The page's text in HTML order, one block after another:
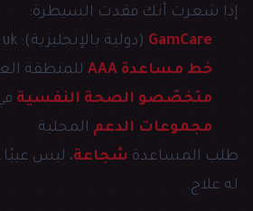
إذا شعرت أنك فقدت السيطرة:
GamCare (دولية بالإنجليزية): gamcare.org.uk
خط مساعدة AAA
للمنطقة
متخصّصو الصحة النفسية
مجموعات الدعم المحلية
طلب المساعدة شجاعة، ليس
له علاج.